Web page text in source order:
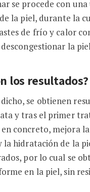
se procede con
la piel, durante la
de frío y calor
la
los resultados?
se obtienen
y tras el primer
concreto, mejora la
la hidratación de la
por lo cual se
en la piel, sin